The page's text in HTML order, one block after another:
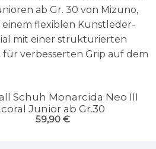
Schuh Monarcida Neo III
coral Junior ab Gr.30
59,90 €